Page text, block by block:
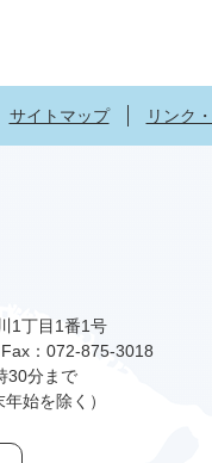
サイトマップ リンク
1丁目1番1号
Fax：072-875-3018
30分まで
始を除く）